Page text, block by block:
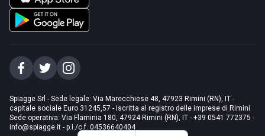
Spiagge Srl - Sede legale: Via Marecchiese 48, 47923 Rimini (RN), IT -
capitale sociale Euro 31245,57 - Iscritta al registro delle imprese di Rimini
Sede operativa: Via Flaminia 180, 47924 Rimini (RN), IT - +39 0541 772375 -
info@spiagge.it - p.i./c.f. 04536640404